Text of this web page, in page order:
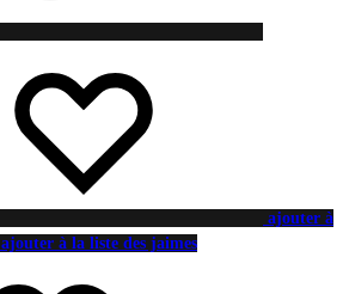
ajouter à
ajouter à la liste des jaimes